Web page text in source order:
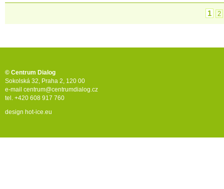
1 2
© Centrum Dialog
Sokolská 32, Praha 2, 120 00
e-mail centrum@centrumdialog.cz
tel. +420 608 917 760
design hot-ice.eu